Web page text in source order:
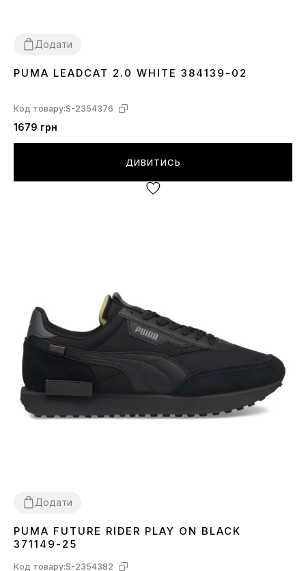
Додати
3640.5 424344.546
PUMA LEADCAT 2.0 WHITE 384139-02
Код товару:S-2354376
1679 грн
ДИВИТИСЬ
Додати
3644.5
PUMA FUTURE RIDER PLAY ON BLACK
371149-25
Код товару:S-2354382